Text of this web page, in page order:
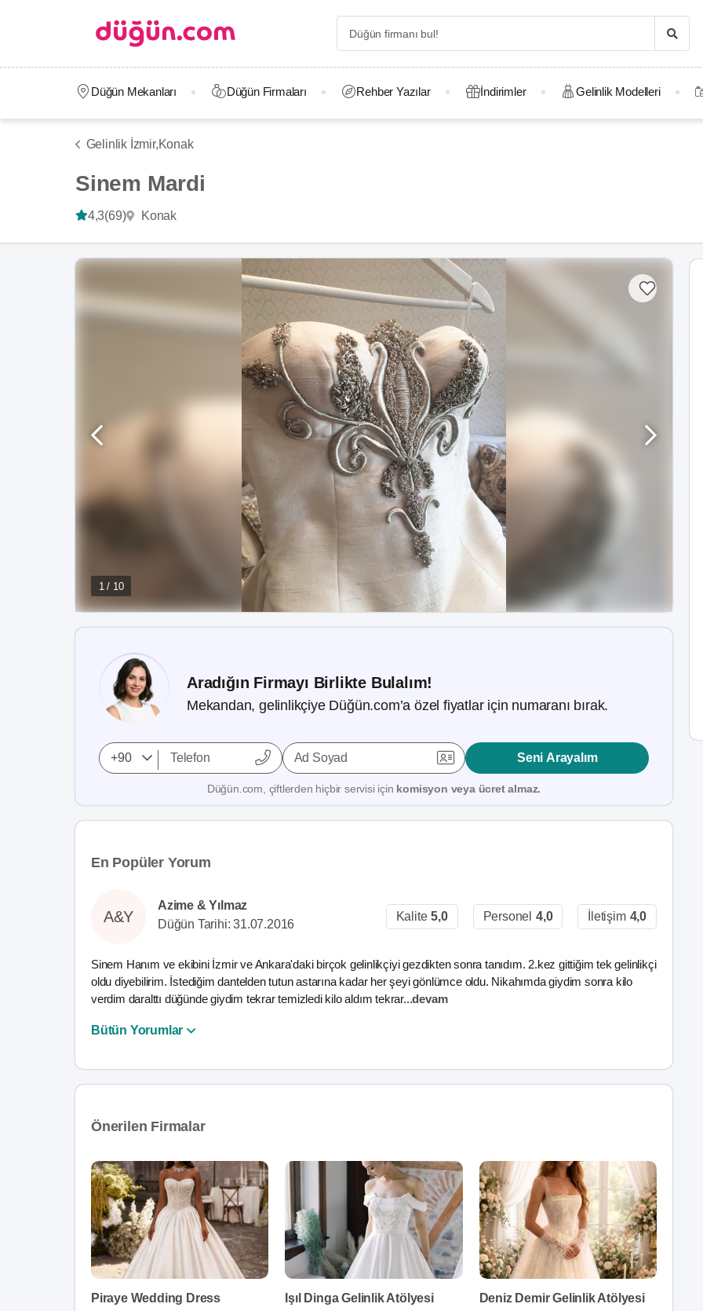
Düğün Mekanları Düğün Firmaları Rehber Yazılar İndirimler Gelinlik Modelleri
Gelinlik İzmir,Konak
Sinem Mardi
4,3(69) Konak
1 / 10
Aradığın Firmayı Birlikte Bulalım!
Mekandan, gelinlikçiye Düğün.com’a özel fiyatlar için numaranı bırak.
Ad Soyad Seni Arayalım
Düğün.com, çiftlerden hiçbir servisi için komisyon veya ücret almaz.
En Popüler Yorum
A&Y
Azime & Yılmaz
Düğün Tarihi: 31.07.2016
Kalite 5,0 Personel 4,0 İletişim 4,0
Sinem Hanım ve ekibini İzmir ve Ankara'daki birçok gelinlikçiyi gezdikten sonra tanıdım. 2.kez gittiğim tek gelinlikçi
oldu diyebilirim. İstediğim dantelden tutun astarına kadar her şeyi gönlümce oldu. Nikahımda giydim sonra kilo
verdim daralttı düğünde giydim tekrar temizledi kilo aldım tekrar...devam
Bütün Yorumlar
Önerilen Firmalar
Piraye Wedding Dress Işıl Dinga Gelinlik Atölyesi Deniz Demir Gelinlik Atölyesi